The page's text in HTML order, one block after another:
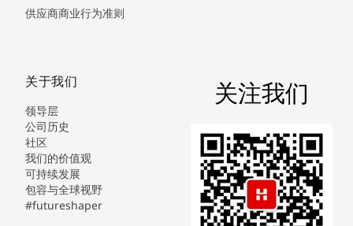
供应商商业行为准则
关于我们
领导层
公司历史
社区
我们的价值观
可持续发展
包容与全球视野
#futureshaper
关注我们